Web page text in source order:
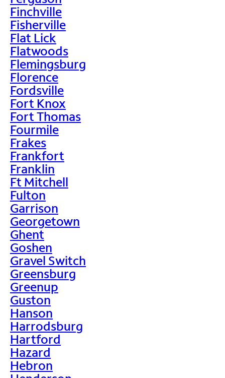
Finchville
Fisherville
Flat Lick
Flatwoods
Flemingsburg
Florence
Fordsville
Fort Knox
Fort Thomas
Fourmile
Frakes
Frankfort
Franklin
Ft Mitchell
Fulton
Garrison
Georgetown
Ghent
Goshen
Gravel Switch
Greensburg
Greenup
Guston
Hanson
Harrodsburg
Hartford
Hazard
Hebron